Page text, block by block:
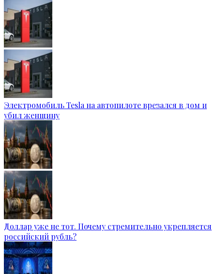
Электромобиль Tesla на автопилоте врезался в дом и
убил женщину
Доллар уже не тот. Почему стремительно укрепляется
российский рубль?